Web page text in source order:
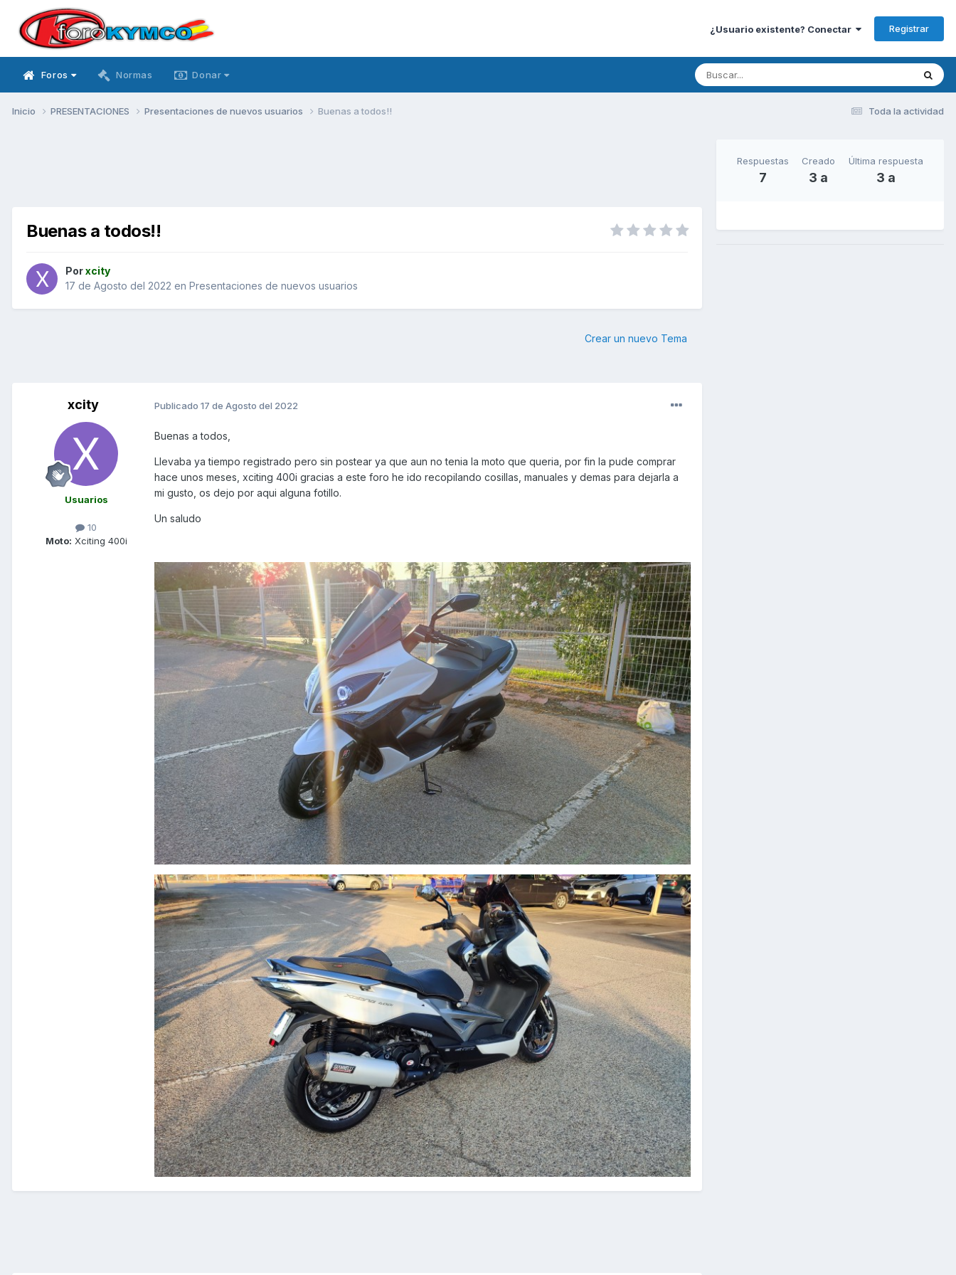
¿Usuario existente? Conectar Registrar
Foros Normas Donar
Toda la actividad
Inicio PRESENTACIONES Presentaciones de nuevos usuarios Buenas a todos!!
Buenas a todos!!
Porxcity
17 de Agosto del 2022 en Presentaciones de nuevos usuarios
Crear un nuevo Tema
xcity
Usuarios
10
Moto: Xciting 400i
Publicado 17 de Agosto del 2022
Buenas a todos,
Llevaba ya tiempo registrado pero sin postear ya que aun no tenia la moto que queria, por fin la pude comprar
hace unos meses, xciting 400i gracias a este foro he ido recopilando cosillas, manuales y demas para dejarla a
mi gusto, os dejo por aqui alguna fotillo.
Un saludo
Respuestas
7
Creado
3 a
Última respuesta
3 a